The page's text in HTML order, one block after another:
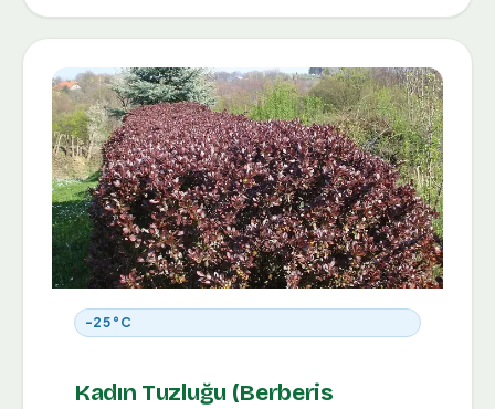
-25 °C
Kadın Tuzluğu (Berberis